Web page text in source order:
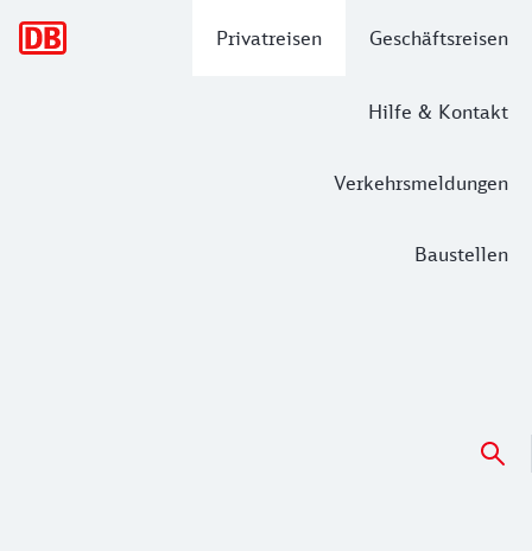
Privatreisen Geschäftsreisen
Hilfe & Kontakt
Verkehrsmeldungen
Baustellen